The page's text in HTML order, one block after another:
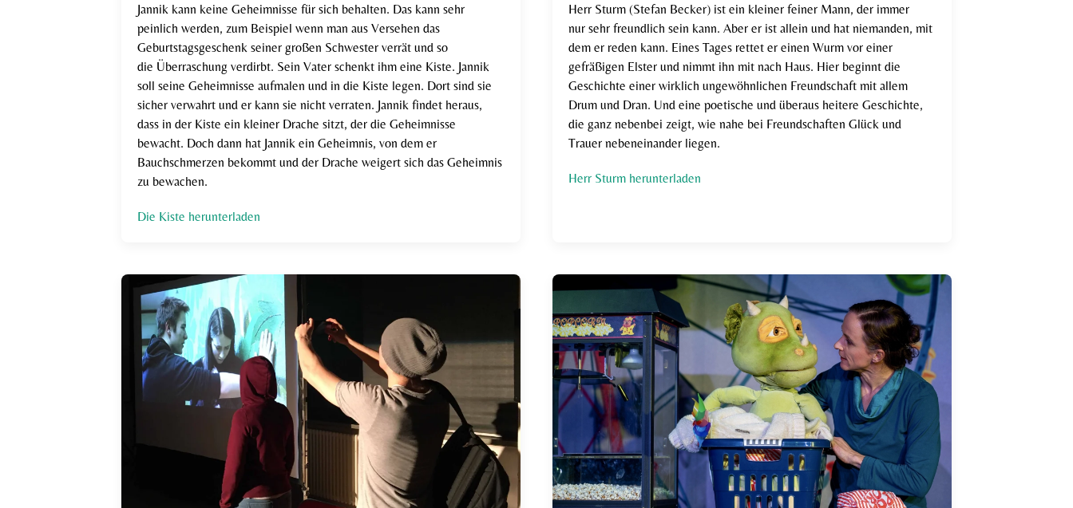
Jannik kann keine Geheimnisse für sich behalten. Das kann sehr
peinlich werden, zum Beispiel wenn man aus Versehen das
Geburtstagsgeschenk seiner großen Schwester verrät und so
die Überraschung verdirbt. Sein Vater schenkt ihm eine Kiste. Jannik
soll seine Geheimnisse aufmalen und in die Kiste legen. Dort sind sie
sicher verwahrt und er kann sie nicht verraten. Jannik findet heraus,
dass in der Kiste ein kleiner Drache sitzt, der die Geheimnisse
bewacht. Doch dann hat Jannik ein Geheimnis, von dem er
Bauchschmerzen bekommt und der Drache weigert sich das Geheimnis
zu bewachen.
Die Kiste herunterladen
Herr Sturm (Stefan Becker) ist ein kleiner feiner Mann, der immer
nur sehr freundlich sein kann. Aber er ist allein und hat niemanden, mit
dem er reden kann. Eines Tages rettet er einen Wurm vor einer
gefräßigen Elster und nimmt ihn mit nach Haus. Hier beginnt die
Geschichte einer wirklich ungewöhnlichen Freundschaft mit allem
Drum und Dran. Und eine poetische und überaus heitere Geschichte,
die ganz nebenbei zeigt, wie nahe bei Freundschaften Glück und
Trauer nebeneinander liegen.
Herr Sturm herunterladen